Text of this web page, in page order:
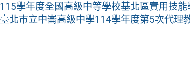
115學年度全國高級中等學校基北區實用技
臺北市立中崙高級中學114學年度第5次代理